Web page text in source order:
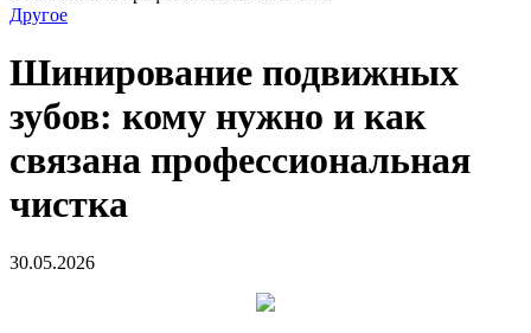
Другое
Шинирование подвижных
зубов: кому нужно и как
связана профессиональная
чистка
30.05.2026